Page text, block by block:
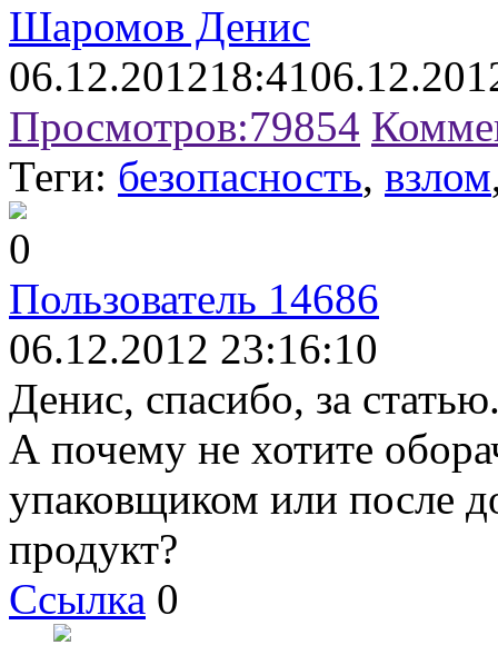
Шаромов Денис
06.12.201218:41
Просмотров:79854
Теги: безопасность, взлом
0
Пользователь 14686
06.12.2012 23:16:10
Денис, спасибо, за
А почему не хотите
упаковщиком или после
продукт?
Ссылка 0